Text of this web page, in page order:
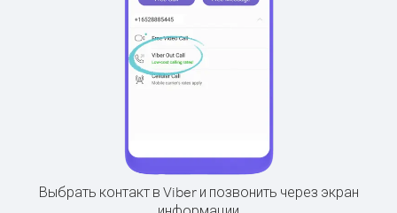
Выбрать контакт в Viber и позвонить через экран